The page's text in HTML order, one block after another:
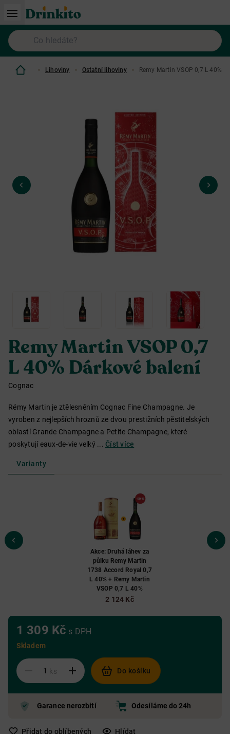
Lihoviny Ostatní lihoviny Remy Martin VSOP 0,7 L 40%
Remy Martin VSOP 0,7
L 40% Dárkové balení
Cognac
Rémy Martin je ztělesněním Cognac Fine Champagne. Je
vyroben z nejlepších hroznů ze dvou prestižních pěstitelských
oblastí Grande Champagne a Petite Champagne, které
poskytují eaux-de-vie velký ... Číst více
Varianty
Akce: Druhá láhev za
půlku Remy Martin
1738 Accord Royal 0,7
L 40% + Remy Martin
VSOP 0,7 L 40%
2 124 Kč
1 309 Kč s DPH
Skladem
ks Do košíku
Garance nerozbití Odesíláme do 24h
Přidat do oblíbených Hlídat